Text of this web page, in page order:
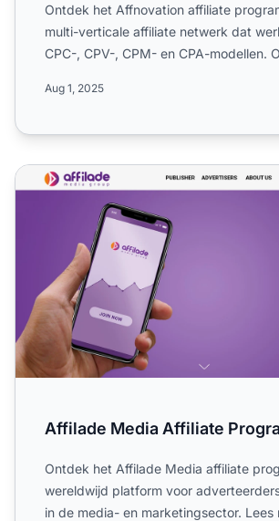
Ontdek het Affnovation affiliate
multi-verticale affiliate netwerk dat
CPC-, CPV-, CPM- en CPA-modellen.
Aug 1, 2025
Affilade Media Affiliate Programma
Affilade Media Affiliate
Ontdek het Affilade Media affiliate
wereldwijd platform voor
in de media- en marketingsector. Lees